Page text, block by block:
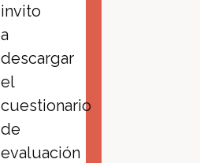
invito
a
descargar
el
cuestionario
de
evaluación